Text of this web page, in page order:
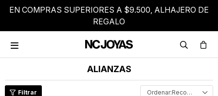
EN COMPRAS SUPERIORES A $9.500, ALHAJERO DE
REGALO

ALIANZAS
Recomendados